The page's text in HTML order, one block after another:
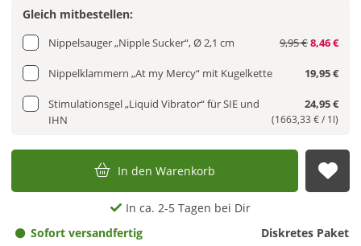
Gleich mitbestellen:
Nippelsauger „Nipple Sucker“, Ø 2,1 cm 9,95 €8,46 €
Nippelklammern „At my Mercy“ mit Kugelkette 19,95 €
Stimulationsgel „Liquid Vibrator“ für SIE und
IHN
24,95 €
(1663,33 € / 1l)
In den Warenkorb
In ca. 2-5 Tagen bei Dir
Sofort versandfertig
Diskretes Paket